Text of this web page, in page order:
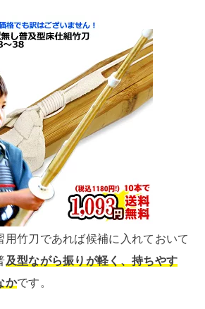
用竹刀であれば候補に入れておいて
及型ながら振りが軽く、持ちやす
かです。